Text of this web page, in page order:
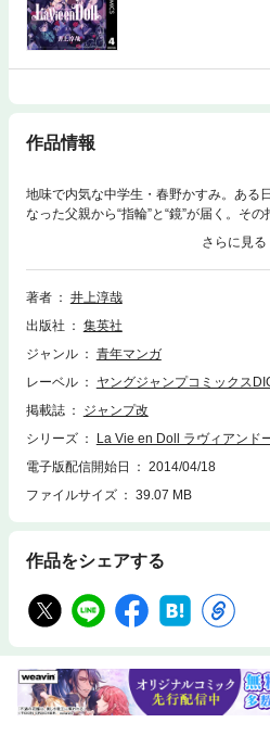
作品情報
地味で内気な中学生・春野かすみ。ある
なった父親から“指輪”と“鏡”が届く。そ
瞳の色が変わり、強気で快活なもう一
そんな中、指輪と鏡を狙う聖女子と呼ば
て…!? 衝撃のリアル魔法少女ストーリ
著者
井上淳哉
出版社
集英社
ジャンル
青年マンガ
レーベル
ヤングジャンプコミックス
掲載誌
ジャンプ改
シリーズ
La Vie en Doll ラヴィアンド
電子版配信開始日
2014/04/18
ファイルサイズ
39.07 MB
作品をシェアする